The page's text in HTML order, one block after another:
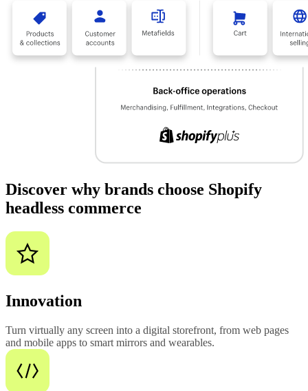
Discover why brands choose Shopify
headless commerce
Innovation
Turn virtually any screen into a digital storefront, from web pages
and mobile apps to smart mirrors and wearables.